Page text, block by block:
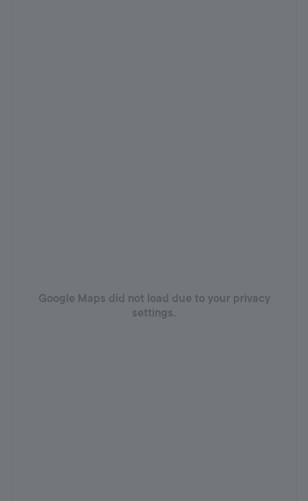
Google Maps did not load due to your privacy
settings.